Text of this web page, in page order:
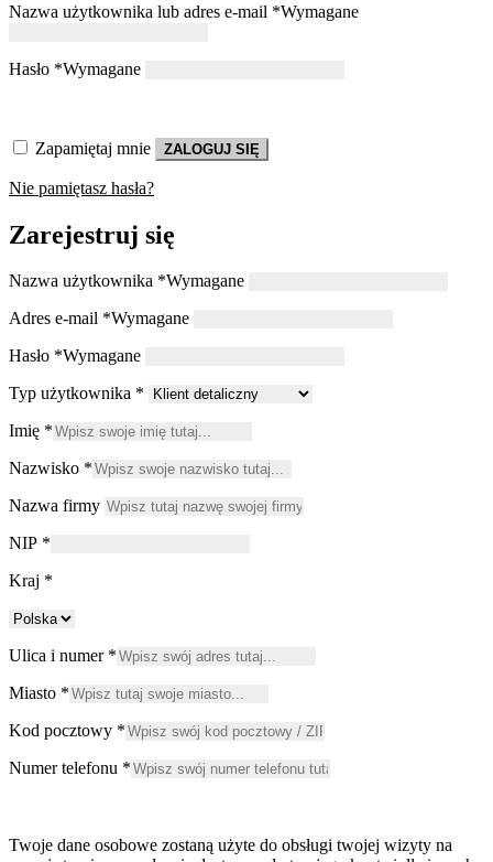
Nazwa użytkownika lub adres e-mail *Wymagane
Hasło *Wymagane
Zapamiętaj mnie ZALOGUJ SIĘ
Nie pamiętasz hasła?
Zarejestruj się
Nazwa użytkownika *Wymagane
Adres e-mail *Wymagane
Hasło *Wymagane
Typ użytkownika *
Imię *
Nazwisko *
Nazwa firmy
NIP *
Kraj *
Ulica i numer *
Miasto *
Kod pocztowy *
Numer telefonu *
Twoje dane osobowe zostaną użyte do obsługi twojej wizyty na